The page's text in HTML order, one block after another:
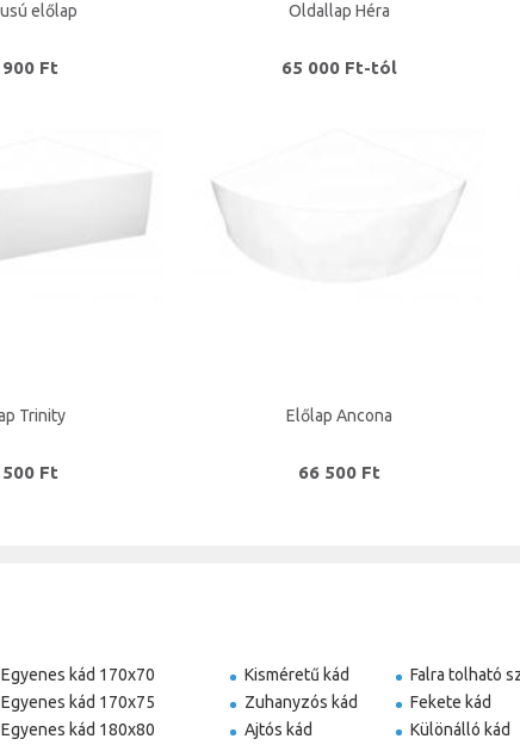
előlap
900 Ft
Oldallap Héra
65 000 Ft-tól
Trinity
500 Ft
Előlap Ancona
66 500 Ft
Egyenes kád 170x70
Egyenes kád 170x75
Egyenes kád 180x80
Kisméretű kád
Zuhanyzós kád
Ajtós kád
Falra tolható
Fekete kád
Különálló kád